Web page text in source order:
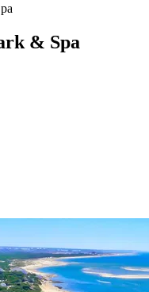
& Spa